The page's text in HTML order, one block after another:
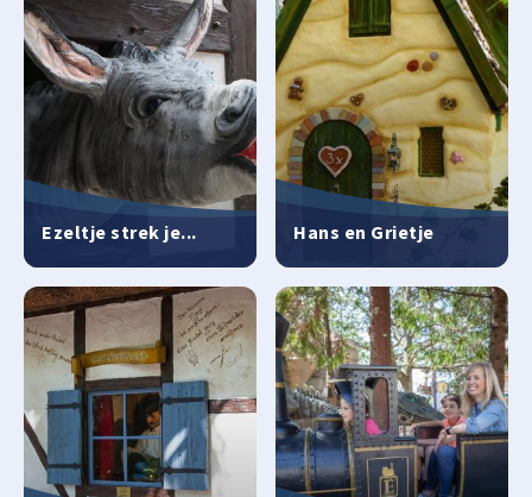
Ezeltje strek je... Hans en Grietje